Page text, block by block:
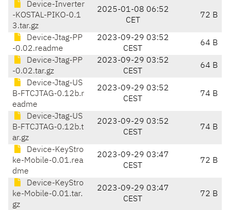
Device-Inverter
-KOSTAL-PIKO-0.1
3.tar.gz
2025-01-08 06:52
CET
72 B
Device-Jtag-PP
-0.02.readme
2023-09-29 03:52
CEST
64 B
Device-Jtag-PP
-0.02.tar.gz
2023-09-29 03:52
CEST
64 B
Device-Jtag-US
B-FTCJTAG-0.12b.r
eadme
2023-09-29 03:52
CEST
74 B
Device-Jtag-US
B-FTCJTAG-0.12b.t
ar.gz
2023-09-29 03:52
CEST
74 B
Device-KeyStro
ke-Mobile-0.01.rea
dme
2023-09-29 03:47
CEST
72 B
Device-KeyStro
ke-Mobile-0.01.tar.
gz
2023-09-29 03:47
CEST
72 B